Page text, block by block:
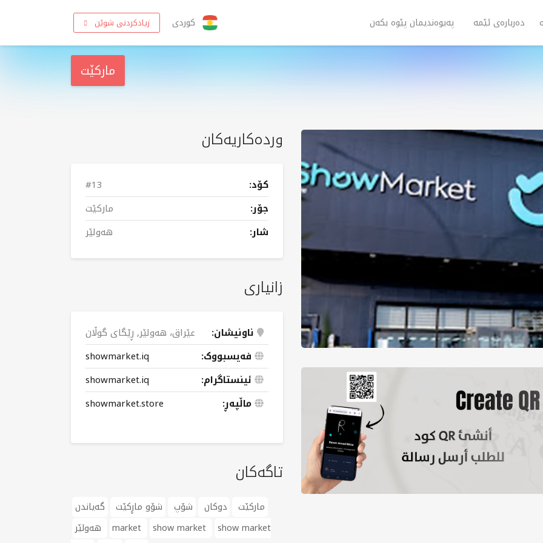
دەربارەی ئێمە پەیوەندیمان پێوە بکەن کوردی زیادکردنی شوێن
مارکێت
وردەکاریەکان
کۆد:
#13
جۆر:
مارکێت
شار:
هەولێر
زانیاری
ناونیشان:
عێراق، هەولێر, ڕێگای گوڵان
فەیسبووک:
showmarket.iq
ئینستاگرام:
showmarket.iq
ماڵپەڕ:
showmarket.store
تاگەکان
مارکێت دوکان شۆپ شۆو ماڕکێت
گەیاندن
market show market
show market